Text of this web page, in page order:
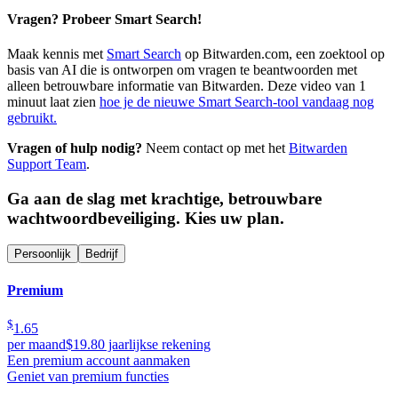
Vragen? Probeer Smart Search!
Maak kennis met Smart Search op Bitwarden.com, een zoektool op
basis van AI die is ontworpen om vragen te beantwoorden met
alleen betrouwbare informatie van Bitwarden. Deze video van 1
minuut laat zien hoe je de nieuwe Smart Search-tool vandaag nog
gebruikt.
Vragen of hulp nodig? Neem contact op met het Bitwarden
Support Team.
Ga aan de slag met krachtige, betrouwbare
wachtwoordbeveiliging. Kies uw plan.
Persoonlijk Bedrijf
Premium
$1.65
per maand$19.80 jaarlijkse rekening
Een premium account aanmaken
Geniet van premium functies